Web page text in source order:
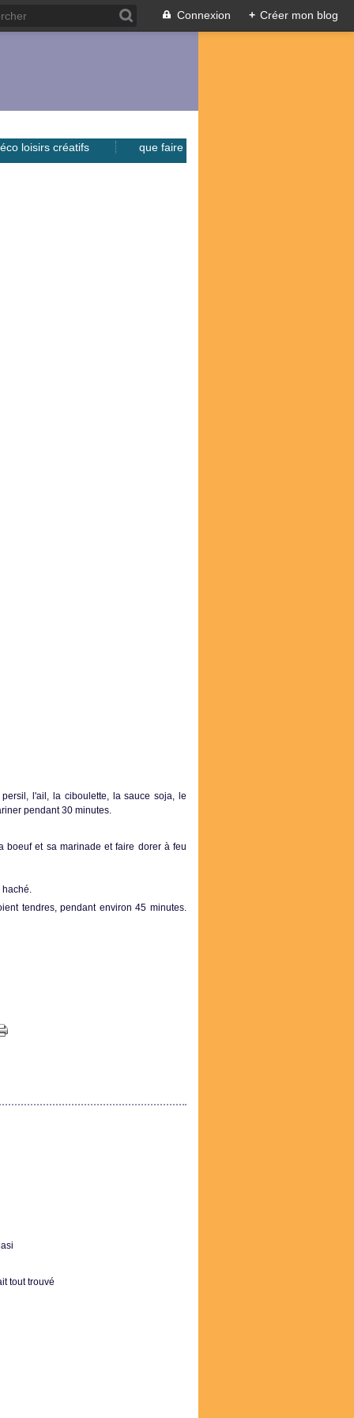
Connexion + Créer mon blog
loisirs créatifs
que faire
l'ail, la ciboulette, la sauce soja, le
pendant 30 minutes.
boeuf et sa marinade et faire dorer à feu
haché.
tendres, pendant environ 45 minutes.
tout trouvé